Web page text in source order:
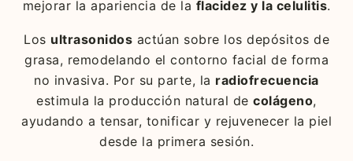
mejorar la apariencia de la flacidez y la celulitis.
Los ultrasonidos actúan sobre los depósitos de
grasa, remodelando el contorno facial de forma
no invasiva. Por su parte, la radiofrecuencia
estimula la producción natural decolágeno,
ayudando a tensar, tonificar y rejuvenecer la piel
desde la primera sesión.